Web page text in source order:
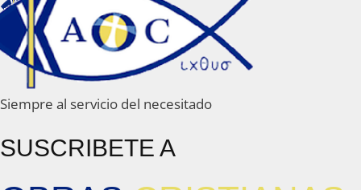
Siempre al servicio del necesitado
SUSCRIBETE A